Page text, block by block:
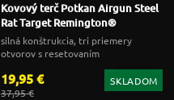
Kovový terč Potkan Airgun Steel
Rat Target Remington®
silná konštrukcia, tri priemery
otvorov s resetovaním
19,95 €
37,95 €
SKLADOM